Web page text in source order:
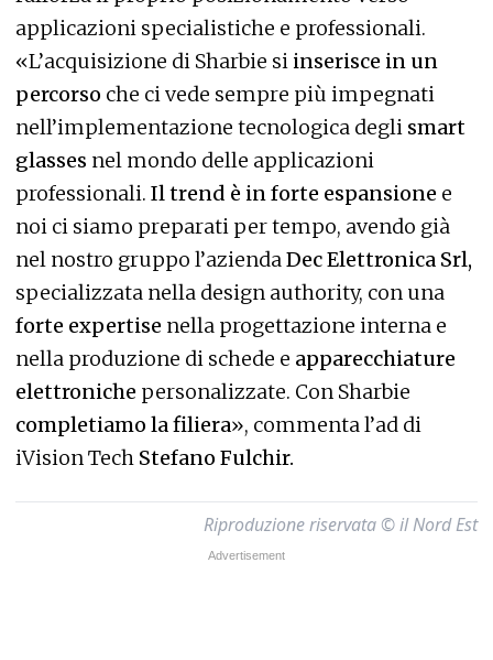
applicazioni specialistiche e professionali.
«L’acquisizione di Sharbie si inserisce in un
percorso che ci vede sempre più impegnati
nell’implementazione tecnologica degli smart
glasses nel mondo delle applicazioni
professionali. Il trend è in forte espansione e
noi ci siamo preparati per tempo, avendo già
nel nostro gruppo l’aziendaDec Elettronica Srl,
specializzata nella design authority, con una
forte expertise nella progettazione interna e
nella produzione di schede e apparecchiature
elettroniche personalizzate. Con Sharbie
completiamo la filiera», commenta l’ad di
iVision Tech Stefano Fulchir.
Riproduzione riservata © il Nord Est